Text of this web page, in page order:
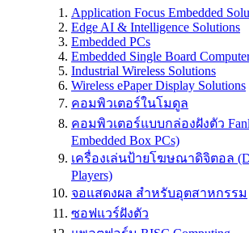
Application Focus Embedded
Edge AI & Intelligence Solutions
Embedded PCs
Embedded Single Board
Industrial Wireless Solutions
Wireless ePaper Display Solutions
คอมพิวเตอร์ในโมดูล
คอมพิวเตอร์แบบกล่องฝังตัว
Embedded Box PCs)
เครื่องเล่นป้ายโฆษณาดิจิตอล
Players)
จอแสดงผล สำหรับอุตสาหกรรม
ซอฟแวร์ฝังตัว